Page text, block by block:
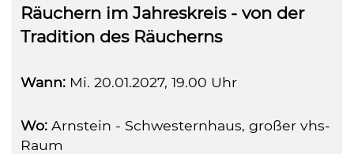
Räuchern im Jahreskreis - von der
Tradition des Räucherns
Wann: Mi. 20.01.2027, 19.00 Uhr
Wo: Arnstein - Schwesternhaus, großer vhs-
Raum